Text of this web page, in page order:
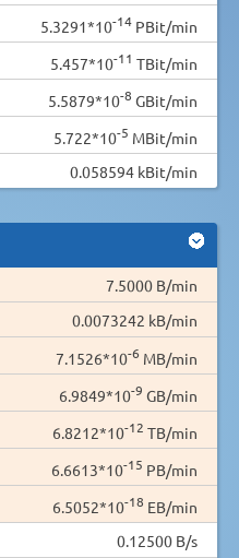
5.3291*10-14 PBit/min
5.457*10-11 TBit/min
5.5879*10-8 GBit/min
5.722*10-5 MBit/min
0.058594 kBit/min
7.5000 B/min
0.0073242 kB/min
7.1526*10-6 MB/min
6.9849*10-9 GB/min
6.8212*10-12 TB/min
6.6613*10-15 PB/min
6.5052*10-18 EB/min
0.12500 B/s